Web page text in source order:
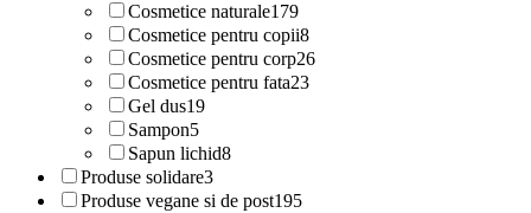
Cosmetice naturale179
Cosmetice pentru copii8
Cosmetice pentru corp26
Cosmetice pentru fata23
Gel dus19
Sampon5
Sapun lichid8
Produse solidare3
Produse vegane si de post195